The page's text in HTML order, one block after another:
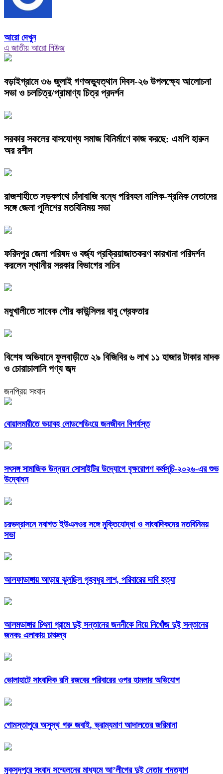
আরো দেখুন
এ জাতীয় আরো নিউজ
বড়াইগ্রামে ৩৬ জুলাই গণঅভ্যুত্থান দিবস-২৬ উপলক্ষ্যে আলোচনা
সভা ও চলচিত্র/প্রামাণ্য চিত্র প্রদর্শন
সরকার সকলের বাসযোগ্য সমাজ বিনির্মাণে কাজ করছে: এমপি হারুন
অর রশীদ
রাজশাহীতে সড়কপথে চাঁদাবাজি বন্ধে পরিবহন মালিক-শ্রমিক নেতাদের
সঙ্গে জেলা পুলিশের মতবিনিময় সভা
ফরিদপুর জেলা পরিষদ ও বর্জ্য প্রক্রিয়াজাতকরণ কারখানা পরিদর্শন
করলেন স্থানীয় সরকার বিভাগের সচিব
মধুখালীতে সাবেক পৌর কাউন্সিলর বাবু গ্রেফতার
বিশেষ অভিযানে ফুলবাড়ীতে ২৯ বিজিবির ৬ লাখ ১১ হাজার টাকার মাদক
ও চোরাচালানি পণ্য জব্দ
জনপ্রিয় সংবাদ
বোয়ালমারীতে ভয়াবহ লোডশেডিংয়ে জনজীবন বিপর্যস্ত
সৎসঙ্গ সামাজিক উন্নয়ন সোসাইটির উদ্যোগে বৃক্ষরোপণ কর্মসূচি-২০২৬-এর শুভ
উদ্বোধন
চরভদ্রাসনে নবাগত ইউএনওর সঙ্গে মুক্তিযোদ্ধা ও সাংবাদিকদের মতবিনিময়
সভা
আলফাডাঙ্গায় আড়ায় ঝুলছিল গৃহবধুর লাশ, পরিবারের দাবি হত্যা
আলমডাঙ্গার চিৎলা গ্রামে দুই সন্তানের জননীকে নিয়ে নিখোঁজ দুই সন্তানের
জনকঃ এলাকায় চাঞ্চল্য
ভোলাহাটে সাংবাদিক রনি রজবের পরিবারের ওপর হামলার অভিযোগ
গোমস্তাপুরে অসুস্থ গরু জবাই, ভ্রাম্যমাণ আদালতের জরিমানা
মুকসুদপুরে সংবাদ সম্মেলনের মাধ্যমে আ’লীগের দুই নেতার পদত্যাগ